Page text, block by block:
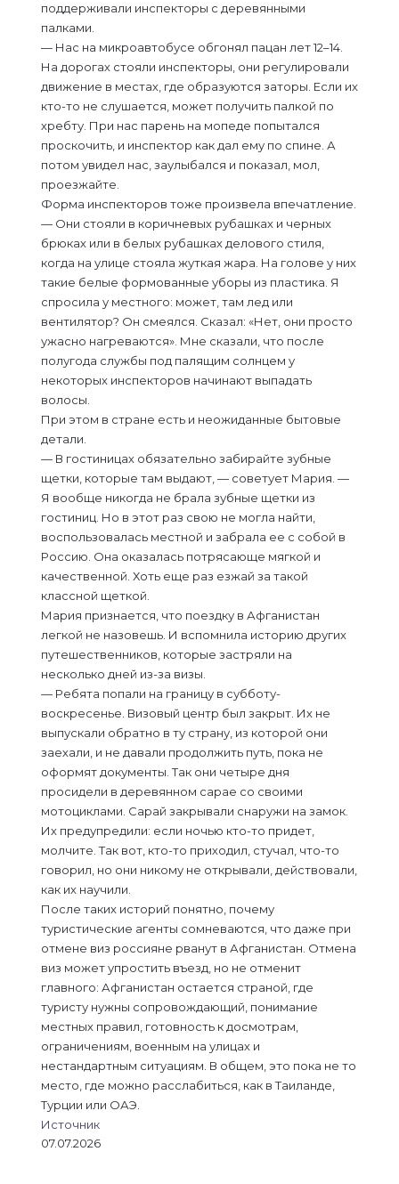
поддерживали инспекторы с деревянными
палками.
— Нас на микроавтобусе обгонял пацан лет 12–14.
На дорогах стояли инспекторы, они регулировали
движение в местах, где образуются заторы. Если их
кто-то не слушается, может получить палкой по
хребту. При нас парень на мопеде попытался
проскочить, и инспектор как дал ему по спине. А
потом увидел нас, заулыбался и показал, мол,
проезжайте.
Форма инспекторов тоже произвела впечатление.
— Они стояли в коричневых рубашках и черных
брюках или в белых рубашках делового стиля,
когда на улице стояла жуткая жара. На голове у них
такие белые формованные уборы из пластика. Я
спросила у местного: может, там лед или
вентилятор? Он смеялся. Сказал: «Нет, они просто
ужасно нагреваются». Мне сказали, что после
полугода службы под палящим солнцем у
некоторых инспекторов начинают выпадать
волосы.
При этом в стране есть и неожиданные бытовые
детали.
— В гостиницах обязательно забирайте зубные
щетки, которые там выдают, — советует Мария. —
Я вообще никогда не брала зубные щетки из
гостиниц. Но в этот раз свою не могла найти,
воспользовалась местной и забрала ее с собой в
Россию. Она оказалась потрясающе мягкой и
качественной. Хоть еще раз езжай за такой
классной щеткой.
Мария признается, что поездку в Афганистан
легкой не назовешь. И вспомнила историю других
путешественников, которые застряли на
несколько дней из-за визы.
— Ребята попали на границу в субботу-
воскресенье. Визовый центр был закрыт. Их не
выпускали обратно в ту страну, из которой они
заехали, и не давали продолжить путь, пока не
оформят документы. Так они четыре дня
просидели в деревянном сарае со своими
мотоциклами. Сарай закрывали снаружи на замок.
Их предупредили: если ночью кто-то придет,
молчите. Так вот, кто-то приходил, стучал, что-то
говорил, но они никому не открывали, действовали,
как их научили.
После таких историй понятно, почему
туристические агенты сомневаются, что даже при
отмене виз россияне рванут в Афганистан. Отмена
виз может упростить въезд, но не отменит
главного: Афганистан остается страной, где
туристу нужны сопровождающий, понимание
местных правил, готовность к досмотрам,
ограничениям, военным на улицах и
нестандартным ситуациям. В общем, это пока не то
место, где можно расслабиться, как в Таиланде,
Турции или ОАЭ.
Источник
07.07.2026